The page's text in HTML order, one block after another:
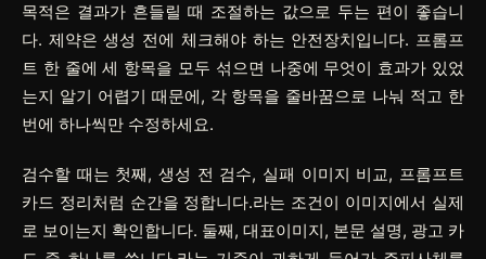
목적은 결과가 흔들릴 때 조절하는 값으로 두는 편이 좋습니
다. 제약은 생성 전에 체크해야 하는 안전장치입니다. 프롬프
트 한 줄에 세 항목을 모두 섞으면 나중에 무엇이 효과가 있었
는지 알기 어렵기 때문에, 각 항목을 줄바꿈으로 나눠 적고 한
번에 하나씩만 수정하세요.
검수할 때는 첫째, 생성 전 검수, 실패 이미지 비교, 프롬프트
카드 정리처럼 순간을 정합니다.라는 조건이 이미지에서 실제
로 보이는지 확인합니다. 둘째, 대표이미지, 본문 설명, 광고 카